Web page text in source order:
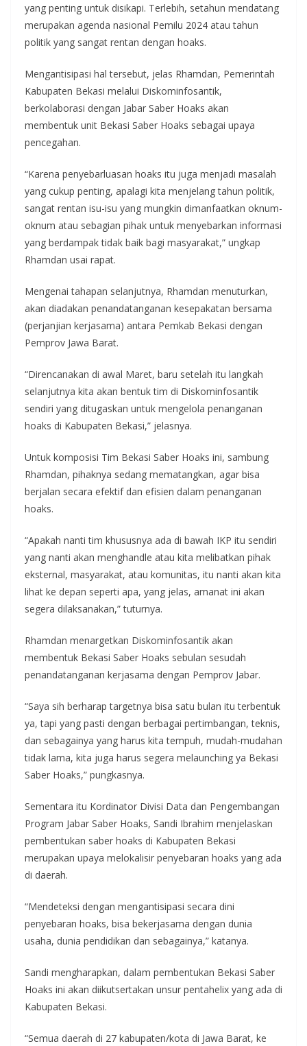
yang penting untuk disikapi. Terlebih, setahun mendatang
merupakan agenda nasional Pemilu 2024 atau tahun
politik yang sangat rentan dengan hoaks.
Mengantisipasi hal tersebut, jelas Rhamdan, Pemerintah
Kabupaten Bekasi melalui Diskominfosantik,
berkolaborasi dengan Jabar Saber Hoaks akan
membentuk unit Bekasi Saber Hoaks sebagai upaya
pencegahan.
“Karena penyebarluasan hoaks itu juga menjadi masalah
yang cukup penting, apalagi kita menjelang tahun politik,
sangat rentan isu-isu yang mungkin dimanfaatkan oknum-
oknum atau sebagian pihak untuk menyebarkan informasi
yang berdampak tidak baik bagi masyarakat,” ungkap
Rhamdan usai rapat.
Mengenai tahapan selanjutnya, Rhamdan menuturkan,
akan diadakan penandatanganan kesepakatan bersama
(perjanjian kerjasama) antara Pemkab Bekasi dengan
Pemprov Jawa Barat.
“Direncanakan di awal Maret, baru setelah itu langkah
selanjutnya kita akan bentuk tim di Diskominfosantik
sendiri yang ditugaskan untuk mengelola penanganan
hoaks di Kabupaten Bekasi,” jelasnya.
Untuk komposisi Tim Bekasi Saber Hoaks ini, sambung
Rhamdan, pihaknya sedang mematangkan, agar bisa
berjalan secara efektif dan efisien dalam penanganan
hoaks.
“Apakah nanti tim khususnya ada di bawah IKP itu sendiri
yang nanti akan menghandle atau kita melibatkan pihak
eksternal, masyarakat, atau komunitas, itu nanti akan kita
lihat ke depan seperti apa, yang jelas, amanat ini akan
segera dilaksanakan,” tuturnya.
Rhamdan menargetkan Diskominfosantik akan
membentuk Bekasi Saber Hoaks sebulan sesudah
penandatanganan kerjasama dengan Pemprov Jabar.
“Saya sih berharap targetnya bisa satu bulan itu terbentuk
ya, tapi yang pasti dengan berbagai pertimbangan, teknis,
dan sebagainya yang harus kita tempuh, mudah-mudahan
tidak lama, kita juga harus segera melaunching ya Bekasi
Saber Hoaks,” pungkasnya.
Sementara itu Kordinator Divisi Data dan Pengembangan
Program Jabar Saber Hoaks, Sandi Ibrahim menjelaskan
pembentukan saber hoaks di Kabupaten Bekasi
merupakan upaya melokalisir penyebaran hoaks yang ada
di daerah.
“Mendeteksi dengan mengantisipasi secara dini
penyebaran hoaks, bisa bekerjasama dengan dunia
usaha, dunia pendidikan dan sebagainya,” katanya.
Sandi mengharapkan, dalam pembentukan Bekasi Saber
Hoaks ini akan diikutsertakan unsur pentahelix yang ada di
Kabupaten Bekasi.
“Semua daerah di 27 kabupaten/kota di Jawa Barat, ke